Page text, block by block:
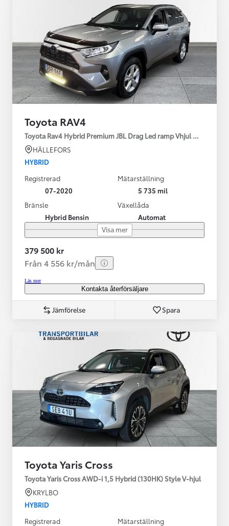
Toyota RAV4
Toyota Rav4 Hybrid Premium JBL Drag Led ramp Vhjul motorv
HÄLLEFORS
HYBRID
Registrerad
07-2020
Mätarställning
5 735 mil
Bränsle
Hybrid Bensin
Växellåda
Automat
Visa mer
379 500 kr
Från 4 556 kr/mån
Läs mer
Kontakta återförsäljare
Jämförelse Spara
Toyota Yaris Cross
Toyota Yaris Cross AWD-i 1,5 Hybrid (130HK) Style V-hjul
KRYLBO
HYBRID
Registrerad
Mätarställning